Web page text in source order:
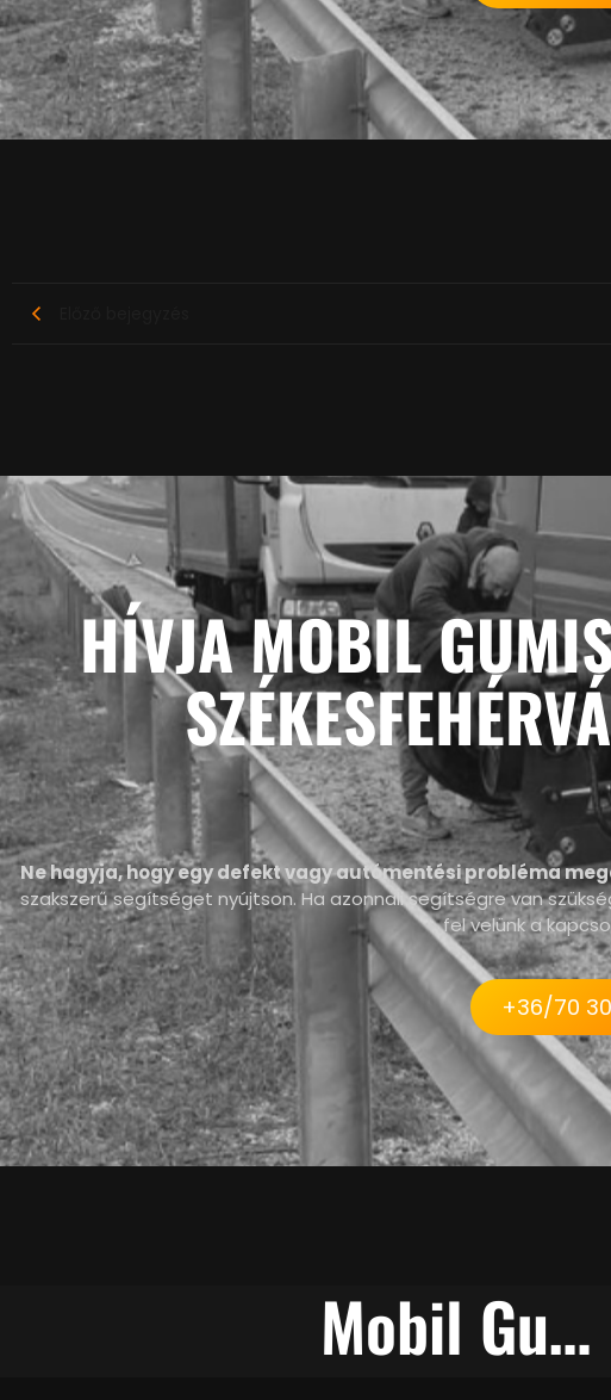
HÍVJA MOBIL
Ne hagyja, hogy egy defekt vagy autómentési probléma
szakszerű segítséget nyújtson. Ha azonnali segítségre van
fel velünk a
+36/70
Mobil Gumiszerviz Székesfehérváron